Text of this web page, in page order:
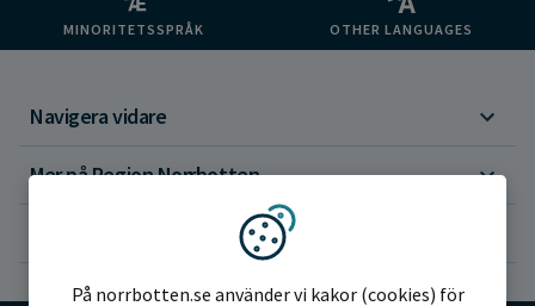
MINORITETSSPRÅK OTHER LANGUAGES
Navigera vidare
Mer på Region Norrbotten
Vi använder kakor
På norrbotten.se använder vi kakor (cookies) för